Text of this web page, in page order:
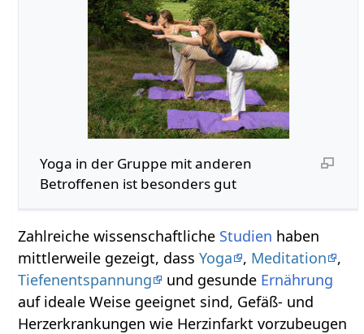
Yoga in der Gruppe mit anderen
Betroffenen ist besonders gut
Zahlreiche wissenschaftliche Studien haben
mittlerweile gezeigt, dassYoga , Meditation
,
Tiefenentspannung
und gesunde Ernährung
auf ideale Weise geeignet sind, Gefäß- und
Herzerkrankungen wie Herzinfarkt vorzubeugen